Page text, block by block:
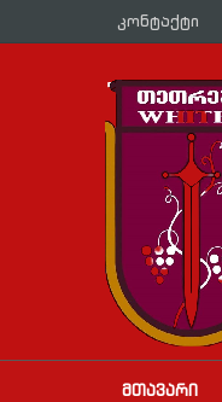
კონტაქტი
ᲛᲗᲐᲕᲐᲠᲘ